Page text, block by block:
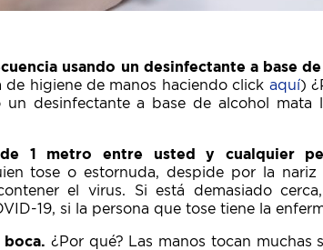
usando un desinfectante a base
higiene de manos haciendo click aquí)
desinfectante a base de alcohol mata
de 1 metro entre usted y cualquier
tose o estornuda, despide por la
el virus. Si está demasiado
19, si la persona que tose tiene la
¿Por qué? Las manos tocan muchas